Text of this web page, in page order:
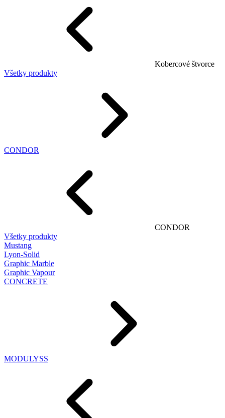
Kobercové štvorce
Všetky produkty
CONDOR
CONDOR
Všetky produkty
Mustang
Lyon-Solid
Graphic Marble
Graphic Vapour
CONCRETE
MODULYSS